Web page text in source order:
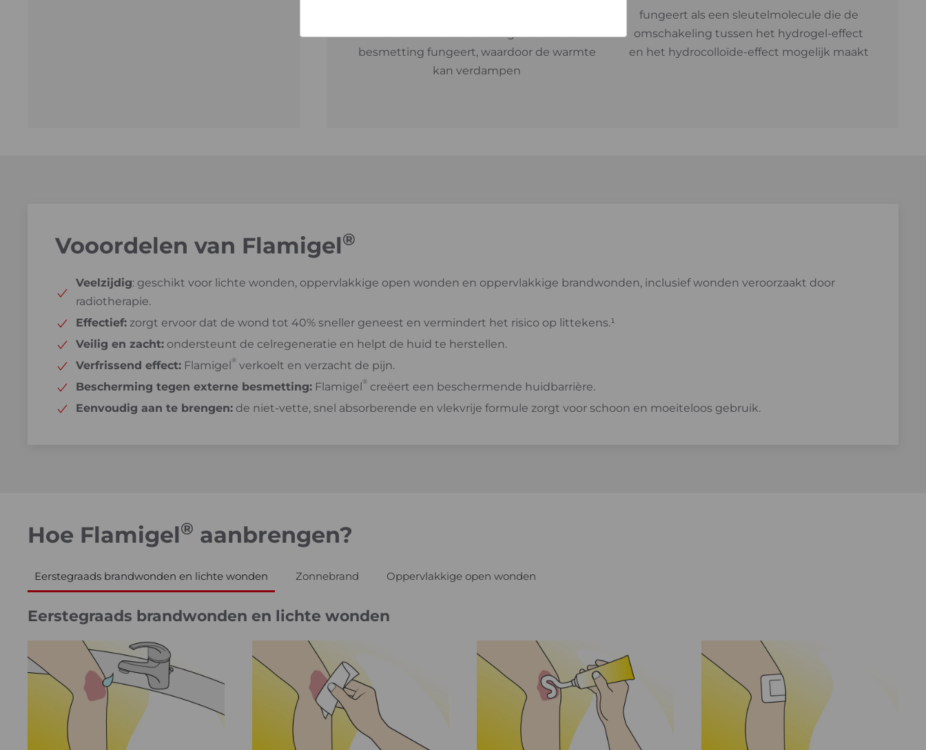
wond die als barrière tegen externe
besmetting fungeert, waardoor de warmte
kan verdampen
fungeert als een sleutelmolecule die de
omschakeling tussen het hydrogel-effect
en het hydrocolloïde-effect mogelijk maakt
Vooordelen van Flamigel®
Veelzijdig: geschikt voor lichte wonden, oppervlakkige open wonden en oppervlakkige brandwonden, inclusief wonden veroorzaakt door
radiotherapie.
Effectief: zorgt ervoor dat de wond tot 40% sneller geneest en vermindert het risico op littekens.¹
Veilig en zacht: ondersteunt de celregeneratie en helpt de huid te herstellen.
Verfrissend effect: Flamigel ® verkoelt en verzacht de pijn.
Bescherming tegen externe besmetting: Flamigel ® creëert een beschermende huidbarrière.
Eenvoudig aan te brengen: de niet-vette, snel absorberende en vlekvrije formule zorgt voor schoon en moeiteloos gebruik.
Hoe Flamigel® aanbrengen?
Eerstegraads brandwonden en lichte wonden Zonnebrand Oppervlakkige open wonden
Eerstegraads brandwonden en lichte wonden